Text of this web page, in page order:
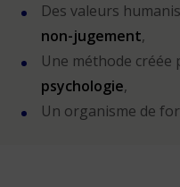
Des valeurs
non-jugement,
Une méthode créée
psychologie,
Un organisme de